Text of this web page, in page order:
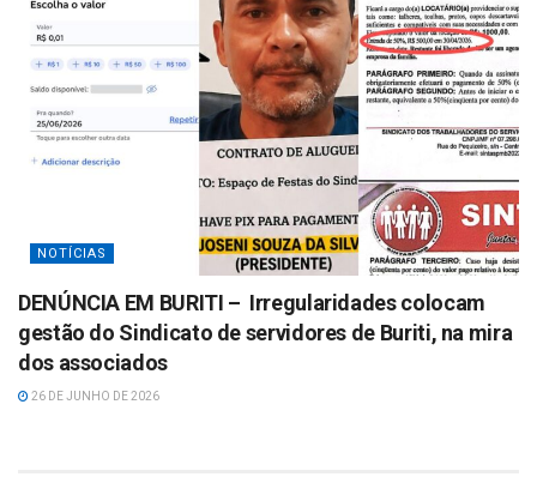
NOTÍCIAS
DENÚNCIA EM BURITI – Irregularidades colocam
gestão do Sindicato de servidores de Buriti, na mira
dos associados
26 DE JUNHO DE 2026